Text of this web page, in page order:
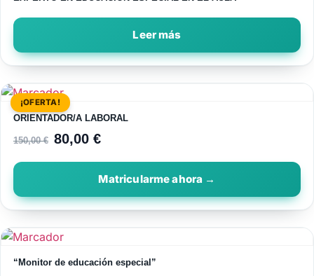
Leer más
¡OFERTA!
ORIENTADOR/A LABORAL
150,00€ 80,00 €
“Monitor de educación especial”